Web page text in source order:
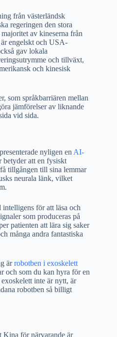
från västerländsk
regeringen den stora
av kineserna från
engelskt och USA-
gav lokala
och tillväxt,
och kinesisk
som språkbarriären mellan
jämförelser av liknande
vid sida.
nyligen en AI-
betyder att en fysiskt
tillgången till sina lemmar
neurala länk, vilket
för att läsa och
som produceras på
patienten att lära sig saker
många andra fantastiska
ärrobotben i exoskelett
och som du kan hyra för en
inte är nytt, är
robotben så billigt
Kina för närvarande är